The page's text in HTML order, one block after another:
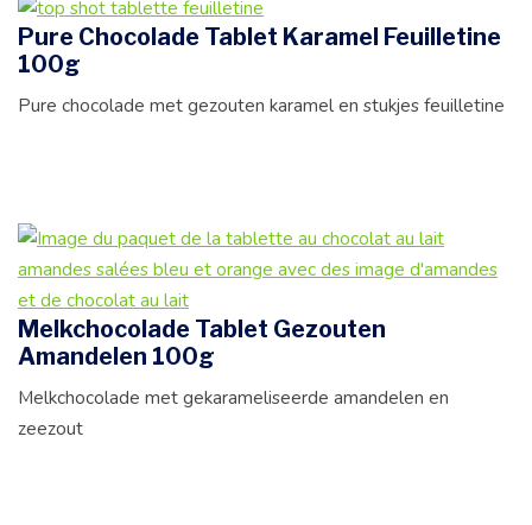
Pure Chocolade Tablet Karamel Feuilletine
100g
Pure chocolade met gezouten karamel en stukjes feuilletine
Melkchocolade Tablet Gezouten
Amandelen 100g
Melkchocolade met gekarameliseerde amandelen en
zeezout